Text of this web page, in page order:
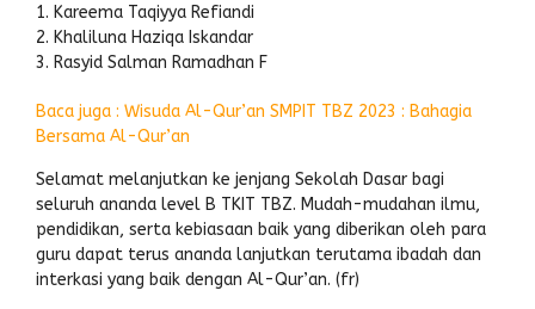
Kareema Taqiyya Refiandi
Khaliluna Haziqa Iskandar
Rasyid Salman Ramadhan F
Baca juga : Wisuda Al-Qur’an SMPIT TBZ 2023 : Bahagia
Bersama Al-Qur’an
Selamat melanjutkan ke jenjang Sekolah Dasar bagi
seluruh ananda level B TKIT TBZ. Mudah-mudahan ilmu,
pendidikan, serta kebiasaan baik yang diberikan oleh para
guru dapat terus ananda lanjutkan terutama ibadah dan
interkasi yang baik dengan Al-Qur’an. (fr)